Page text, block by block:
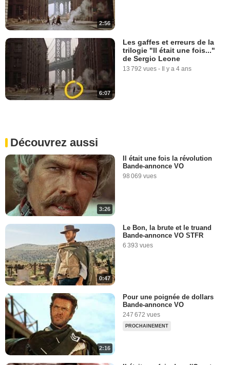
2:56
6:07
Les gaffes et erreurs de la
trilogie "Il était une fois..."
de Sergio Leone
13 792 vues - Il y a 4 ans
Découvrez aussi
3:26
Il était une fois la révolution
Bande-annonce VO
98 069 vues
0:47
Le Bon, la brute et le truand
Bande-annonce VO STFR
6 393 vues
2:16
Pour une poignée de dollars
Bande-annonce VO
247 672 vues
PROCHAINEMENT